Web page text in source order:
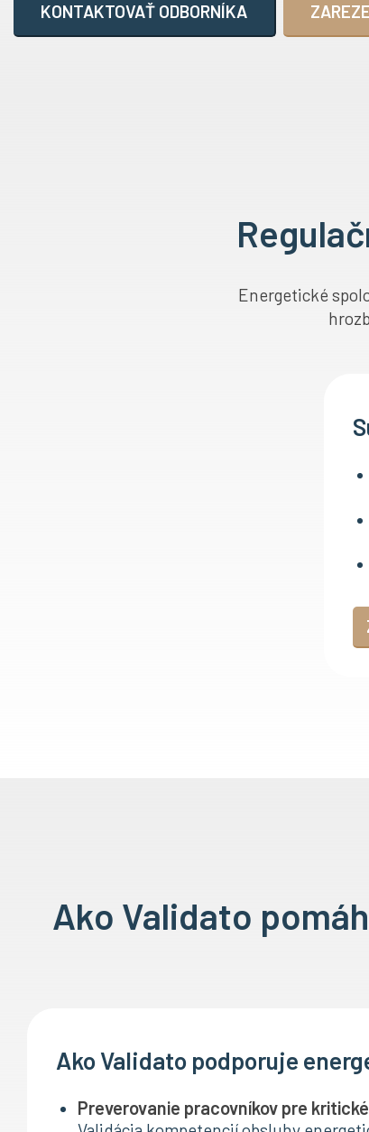
KONTAKTOVAŤ ODBORNÍKA
Energetické
Ako Validato
Ako Validato podporuje
Preverovanie pracovníkov pre